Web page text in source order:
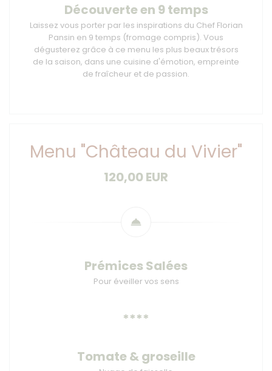
Découverte en 9 temps
Laissez vous porter par les inspirations du Chef Florian
Pansin en 9 temps (fromage compris). Vous
dégusterez grâce à ce menu les plus beaux trésors
de la saison, dans une cuisine d'émotion, empreinte
de fraîcheur et de passion.
Menu "Château du Vivier"
120,00 EUR
Prémices Salées
Pour éveiller vos sens
****
Tomate & groseille